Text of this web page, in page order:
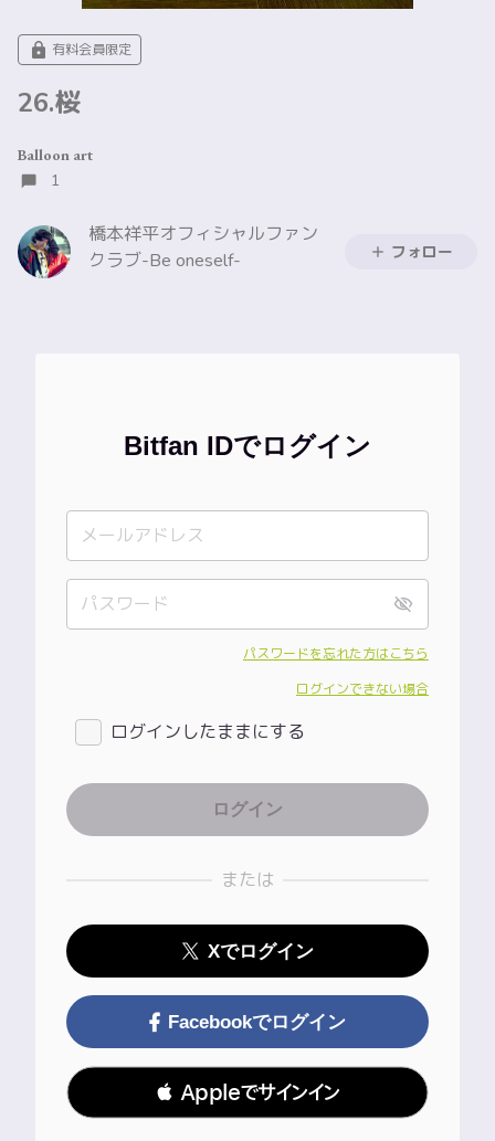
有料会員限定
26.桜
Balloon art
1
橋本祥平オフィシャルファン
クラブ-Be oneself-
フォロー
Bitfan IDでログイン
パスワードを忘れた方はこちら
ログインできない場合
ログインしたままにする
または
Xでログイン
Facebookでログイン
 Appleでサインイン